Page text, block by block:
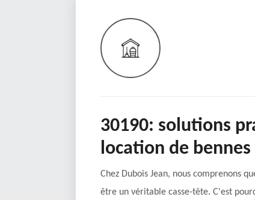
30190: solutions
location de bennes
Chez Dubois Jean, nous comprenons
être un véritable casse-tête. C'est